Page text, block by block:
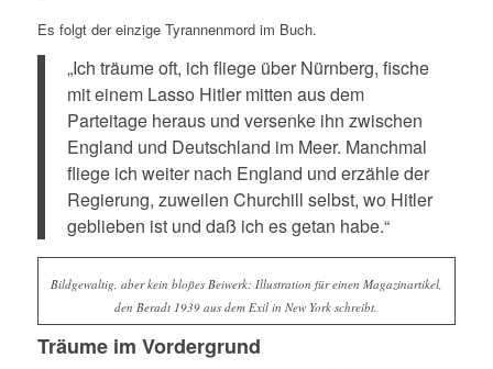
Es folgt der einzige Tyrannenmord im Buch.
„Ich träume oft, ich fliege über Nürnberg, fische
mit einem Lasso Hitler mitten aus dem
Parteitage heraus und versenke ihn zwischen
England und Deutschland im Meer. Manchmal
fliege ich weiter nach England und erzähle der
Regierung, zuweilen Churchill selbst, wo Hitler
geblieben ist und daß ich es getan habe.“
Bildgewaltig, aber kein bloßes Beiwerk: Illustration für einen Magazinartikel,
den Beradt 1939 aus dem Exil in New York schreibt.
Träume im Vordergrund